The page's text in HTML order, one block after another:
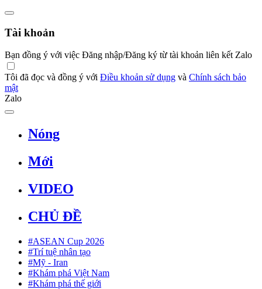
Tài khoản
Bạn đồng ý với việc Đăng nhập/Đăng ký từ tài khoản liên kết Zalo
Tôi đã đọc và đồng ý với Điều khoản sử dụng và Chính sách bảo
mật
Zalo
Nóng
Mới
VIDEO
CHỦ ĐỀ
#ASEAN Cup 2026
#Trí tuệ nhân tạo
#Mỹ - Iran
#Khám phá Việt Nam
#Khám phá thế giới